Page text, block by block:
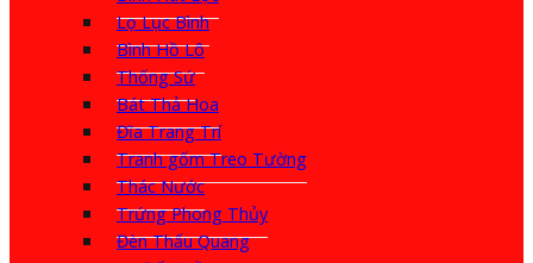
Lọ Lục Bình
Bình Hồ Lô
Thống Sứ
Bát Thả Hoa
Đĩa Trang Trí
Tranh gốm Treo Tường
Thác Nước
Trứng Phong Thủy
Đèn Thấu Quang